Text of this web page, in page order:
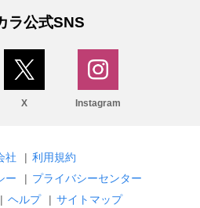
ラ公式SNS
X Instagram
社 | 利用規約
ー
| プライバシーセンター
| ヘルプ | サイトマップ